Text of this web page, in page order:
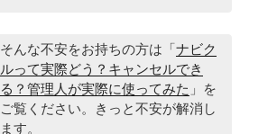
そんな不安をお持ちの方は「ナビク
ルって実際どう？キャンセルでき
る？管理人が実際に使ってみた 」を
ご覧ください。きっと不安が解消し
ます。